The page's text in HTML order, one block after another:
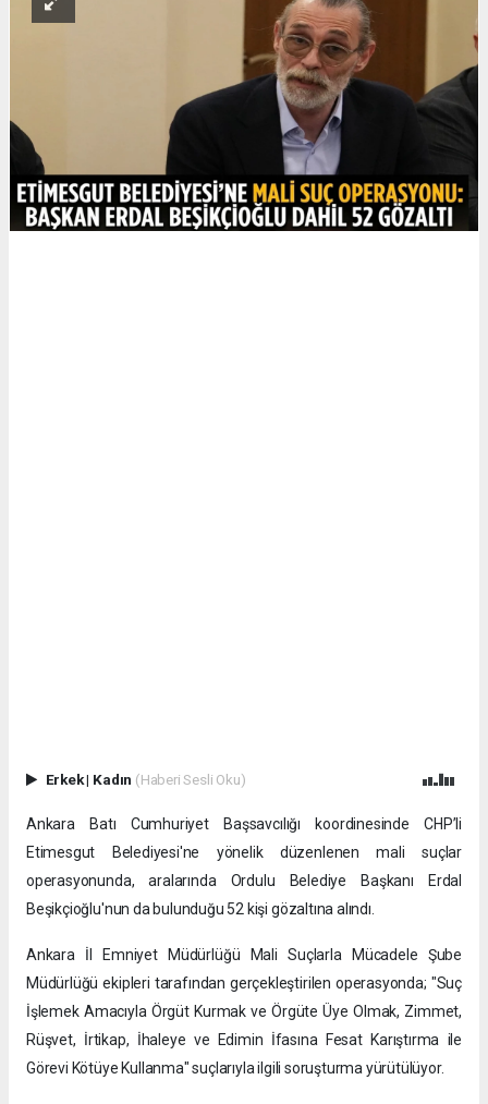
Erkek| Kadın (Haberi Sesli Oku)
Ankara Batı Cumhuriyet Başsavcılığı koordinesinde CHP’li
Etimesgut Belediyesi'ne yönelik düzenlenen mali suçlar
operasyonunda, aralarında Ordulu Belediye Başkanı Erdal
Beşikçioğlu'nun da bulunduğu 52 kişi gözaltına alındı.
​Ankara İl Emniyet Müdürlüğü Mali Suçlarla Mücadele Şube
Müdürlüğü ekipleri tarafından gerçekleştirilen operasyonda; "Suç
İşlemek Amacıyla Örgüt Kurmak ve Örgüte Üye Olmak, Zimmet,
Rüşvet, İrtikap, İhaleye ve Edimin İfasına Fesat Karıştırma ile
Görevi Kötüye Kullanma" suçlarıyla ilgili soruşturma yürütülüyor.